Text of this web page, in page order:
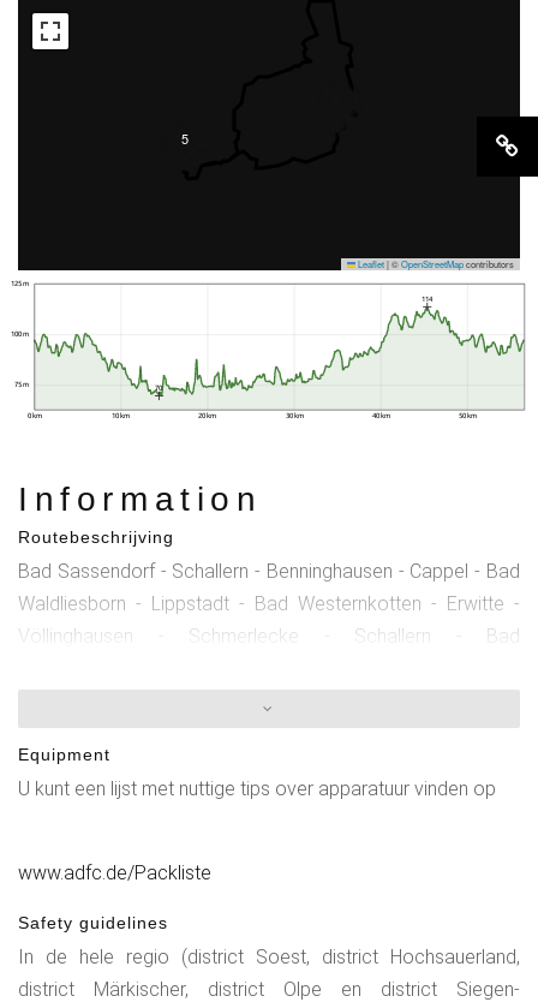
5
Leaflet|©OpenStreetMapcontributors
0 km 10 km 20 km 30 km 40 km 50 km
75 m
100 m
125 m
70
114
Information
Routebeschrijving
Bad Sassendorf - Schallern - Benninghausen - Cappel - Bad
Waldliesborn - Lippstadt - Bad Westernkotten - Erwitte -
Völlinghausen - Schmerlecke - Schallern - Bad
Sauerland bewegwijzerd met het
knooppuntensysteem:www.radeln-nach-zahlen.de/de/Das-
Konzept
Equipment
U kunt een lijst met nuttige tips over apparatuur vinden op
www.adfc.de/Packliste
Safety guidelines
In de hele regio (district Soest, district Hochsauerland,
district Märkischer, district Olpe en district Siegen-